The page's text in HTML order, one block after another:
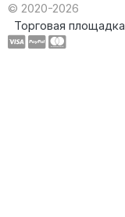
© 2020-2026
Торговая площадка